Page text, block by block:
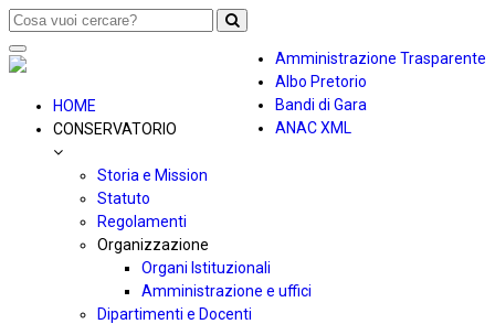
Amministrazione Trasparente
Albo Pretorio
Bandi di Gara
ANAC XML
Toggle
navigation
HOME
CONSERVATORIO
Storia e Mission
Statuto
Regolamenti
Organizzazione
Organi Istituzionali
Amministrazione e uffici
Dipartimenti e Docenti